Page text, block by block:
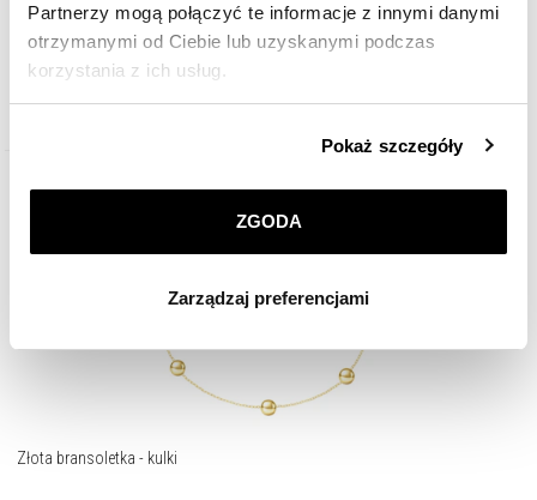
Partnerzy mogą połączyć te informacje z innymi danymi
otrzymanymi od Ciebie lub uzyskanymi podczas
korzystania z ich usług.
przez nas plików cookie znajdziesz wPolityce
prywatności.
korzystamy. Możesz również wybrać jaki rodzaj plików
Zarządzaj preferencjami
. W każdej chwili możesz
dokonać zmiany wybranych przez Ciebie plików cookie.
Pokaż szczegóły
ZGODA
Zarządzaj preferencjami
1 219 zł
Złota bransoletka - kulki